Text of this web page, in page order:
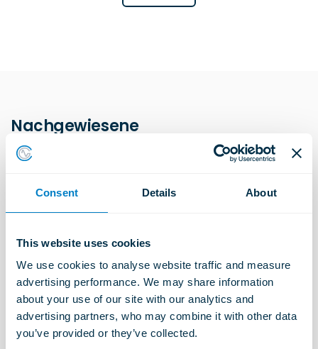
Consent Details About
This website uses cookies
We use cookies to analyse website traffic and measure
advertising performance. We may share information
about your use of our site with our analytics and
advertising partners, who may combine it with other data
you’ve provided or they’ve collected.
Nachgewiesene
Antivibrationsexpertise
Vibrations- und Stoßdämmung in verschiedenen
Anwendungsbereichen an. Diese industriellen
spezifischen Anforderungen der Umgebungen zu
erfüllen, in denen sie eingesetzt werden. Jede
Produktreihe ist darauf ausgelegt, die Zuverlässigkeit
zu erhöhen, Ausrüstung zu schützen und langfristige
Leistung zu unterstützen.Wo die
Projektanforderungen über industrielle Anwendungen